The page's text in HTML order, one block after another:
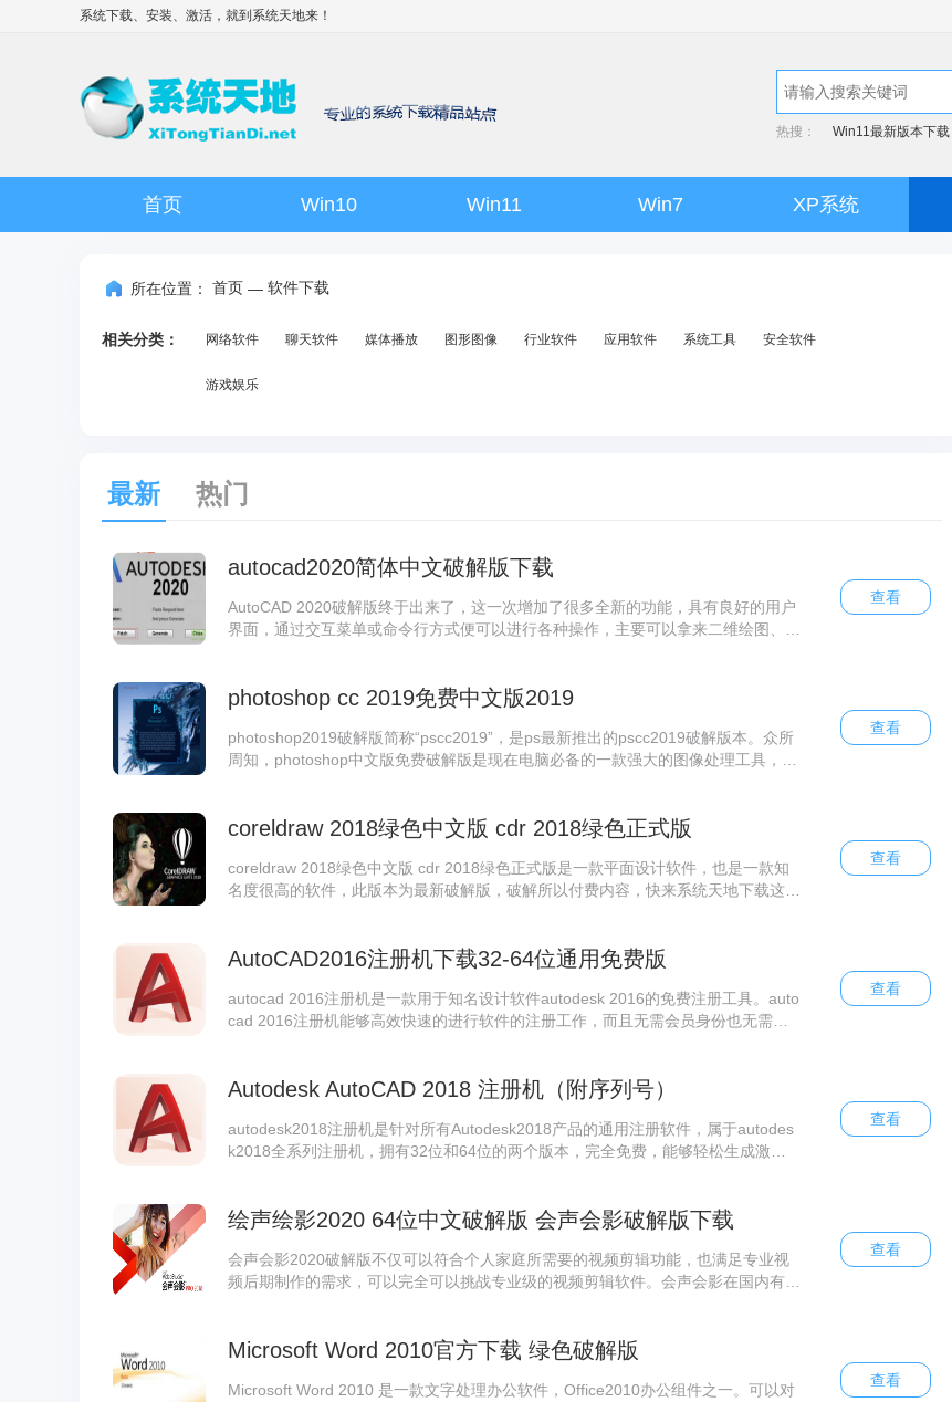
系统下载、安装、激活，就到 系统天地来！
热搜： Win11最新版本下载
首页 Win10 Win11 Win7 XP系统
所在位置： 首页 — 软件下载
相关分类： 网络软件 聊天软件 媒体播放 图形图像 行业软件 应用软件 系统工具 安全软件
游戏娱乐
最新 热门
autocad2020简体中文破解版下载
AutoCAD 2020破解版终于出来了，这一次增加了很多全新的功能，具有良好的用户
界面，通过交互菜单或命令行方式便可以进行各种操作，主要可以拿来二维绘图、详
查看
photoshop cc 2019免费中文版2019
photoshop2019破解版简称“pscc2019”，是ps最新推出的pscc2019破解版本。众所
周知，photoshop中文版免费破解版是现在电脑必备的一款强大的图像处理工具，ps
查看
coreldraw 2018绿色中文版 cdr 2018绿色正式版
coreldraw 2018绿色中文版 cdr 2018绿色正式版是一款平面设计软件，也是一款知
名度很高的软件，此版本为最新破解版，破解所以付费内容，快来系统天地下载这款
查看
AutoCAD2016注册机下载32-64位通用免费版
autocad 2016注册机是一款用于知名设计软件autodesk 2016的免费注册工具。auto
cad 2016注册机能够高效快速的进行软件的注册工作，而且无需会员身份也无需付
查看
Autodesk AutoCAD 2018 注册机（附序列号）
autodesk2018注册机是针对所有Autodesk2018产品的通用注册软件，属于autodes
k2018全系列注册机，拥有32位和64位的两个版本，完全免费，能够轻松生成激活
欢迎免费下载收藏。
查看
绘声绘影2020 64位中文破解版 会声会影破解版下载
会声会影2020破解版不仅可以符合个人家庭所需要的视频剪辑功能，也满足专业视
频后期制作的需求，可以完全可以挑战专业级的视频剪辑软件。会声会影在国内有成
查看
Microsoft Word 2010官方下载 绿色破解版
Microsoft Word 2010 是一款文字处理办公软件，Office2010办公组件之一。可以对
查看